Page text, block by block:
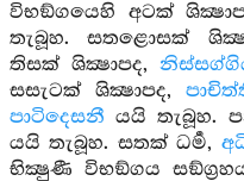
විභඞ්ගයෙහි අටක්
තැබූහ. සතළොසක්
තිසක් ශික්‍ෂාපද,
සසැටක් ශික්‍ෂාපද,
පාටිදෙසනී යයි තැබූහ.
යයි තැබූහ. සතක් ධර්‍ම,
භික්‍ෂුණී විභඞ්ගය